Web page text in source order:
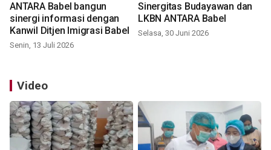
ANTARA Babel bangun
sinergi informasi dengan
Kanwil Ditjen Imigrasi Babel
Senin, 13 Juli 2026
Sinergitas Budayawan dan
LKBN ANTARA Babel
Selasa, 30 Juni 2026
Video